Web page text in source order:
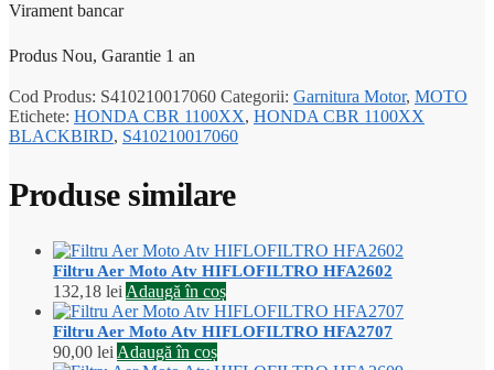
Virament bancar
Produs Nou, Garantie 1 an
Cod Produs: S410210017060 Categorii: Garnitura Motor, MOTO
Etichete: HONDA CBR 1100XX, HONDA CBR 1100XX
BLACKBIRD, S410210017060
Produse similare
Filtru Aer Moto Atv HIFLOFILTRO HFA2602
132,18 leiAdaugă în coș
Filtru Aer Moto Atv HIFLOFILTRO HFA2707
90,00 leiAdaugă în coș